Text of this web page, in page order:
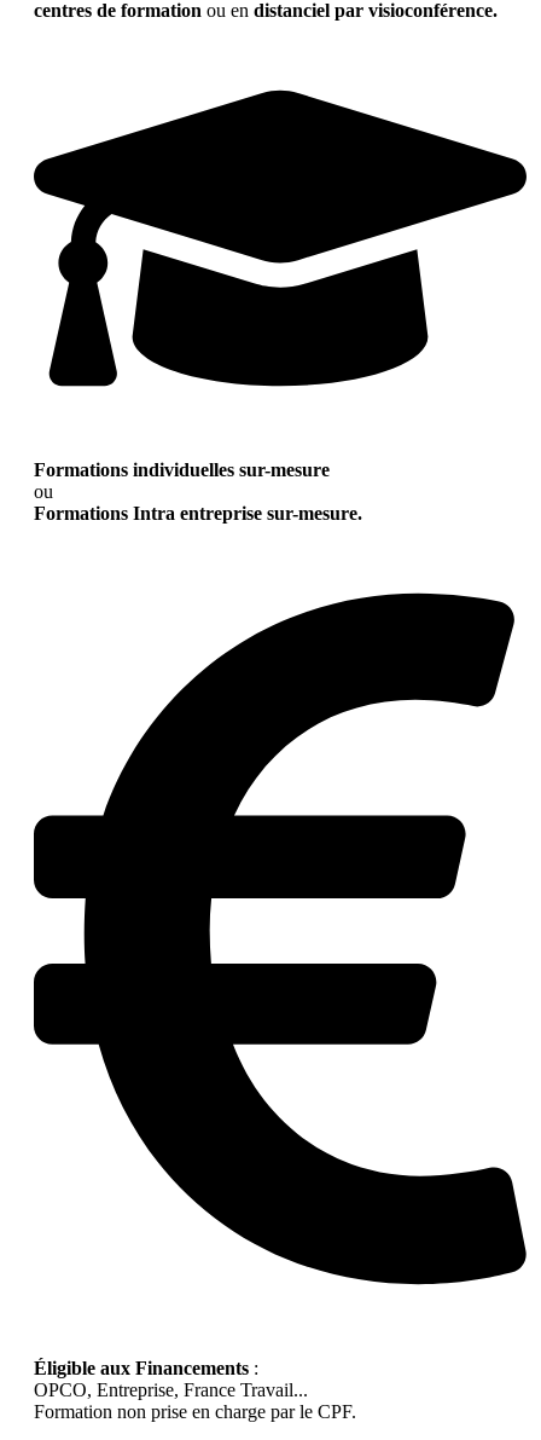
centres de formation ou en distanciel par visioconférence.
Formations individuelles sur-mesure
ou
Formations Intra entreprise sur-mesure.
Éligible aux Financements :
OPCO, Entreprise, France Travail...
Formation non prise en charge par le CPF.